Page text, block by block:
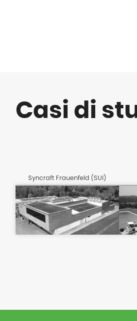
Casi di
Syncraft Frauenfeld (SUI)